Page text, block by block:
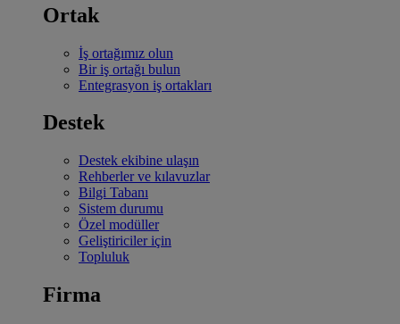
Ortak
İş ortağımız olun
Bir iş ortağı bulun
Entegrasyon iş ortakları
Destek
Destek ekibine ulaşın
Rehberler ve kılavuzlar
Bilgi Tabanı
Sistem durumu
Özel modüller
Geliştiriciler için
Topluluk
Firma